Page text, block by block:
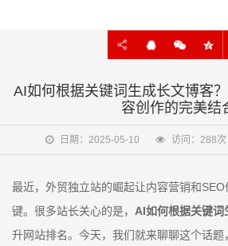
AI如何根据关键词生成长文博客
容创作的完美结
日期：2025-05-10 访问：288次
最近，外贸独立站的崛起让内容营销和
键。很多站长关心的是， AI如何根据关键词
升网站排名。今天，我们就来聊聊这个话